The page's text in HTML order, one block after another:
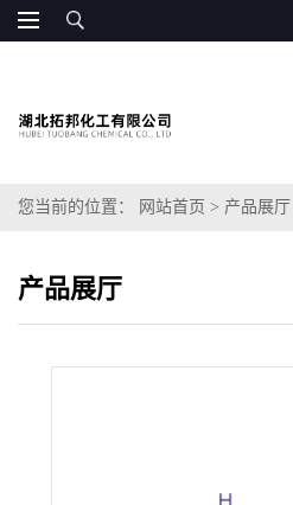
您当前的位置： 网站首页 > 产品展厅
产品展厅